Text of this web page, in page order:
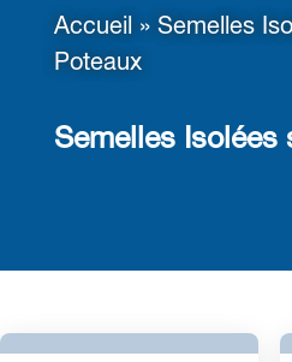
Accueil » Semelles
Poteaux
Semelles Isolées